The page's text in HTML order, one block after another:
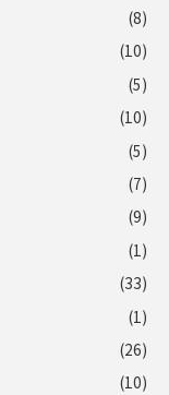
(8)
(10)
(5)
(10)
(5)
(7)
(9)
(1)
(33)
(1)
(26)
(10)